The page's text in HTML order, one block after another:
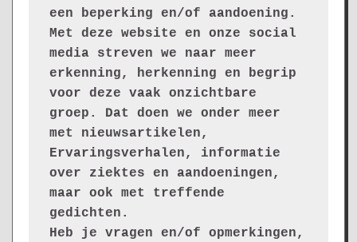
een beperking en/of aandoening.
Met deze website en onze social
media streven we naar meer
erkenning, herkenning en begrip
voor deze vaak onzichtbare
groep. Dat doen we onder meer
met nieuwsartikelen,
Ervaringsverhalen, informatie
over ziektes en aandoeningen,
maar ook met treffende
gedichten.
Heb je vragen en/of opmerkingen,